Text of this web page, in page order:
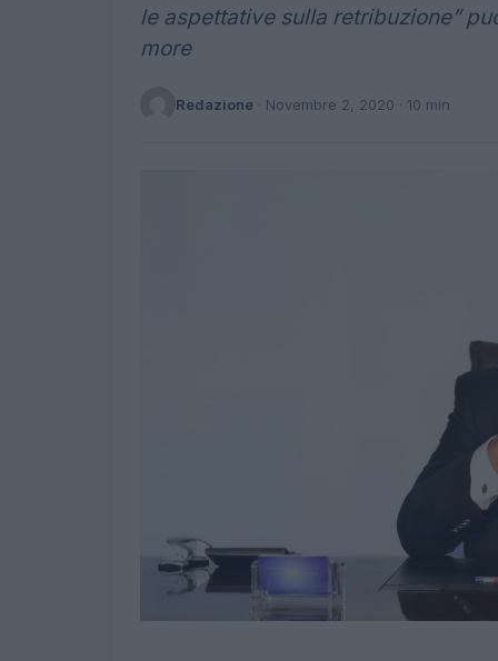
le aspettative sulla retribuzione”
more
Redazione · Novembre 2, 2020 · 10 min